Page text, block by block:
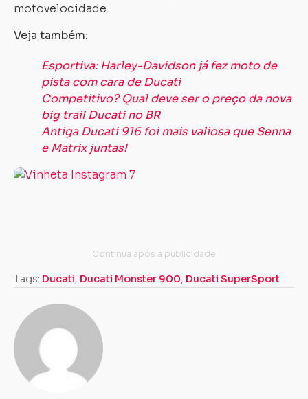
motovelocidade.
Veja também:
Esportiva: Harley-Davidson já fez moto de
pista com cara de Ducati
Competitivo? Qual deve ser o preço da nova
big trail Ducati no BR
Antiga Ducati 916 foi mais valiosa que Senna
e Matrix juntas!
Tags: Ducati, Ducati Monster 900, Ducati SuperSport